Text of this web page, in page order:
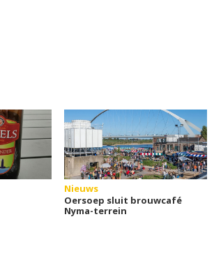
Nieuws
Oersoep sluit brouwcafé
Nyma-terrein